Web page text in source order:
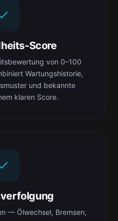
Score
von 0–100
Wartungshistorie,
und bekannte
klaren Score.
— Ölwechsel, Bremsen,